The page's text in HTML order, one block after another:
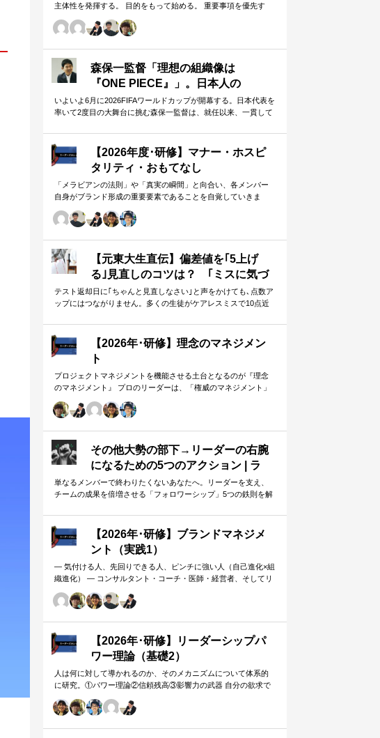
主体性を発揮する。 目的をもって始める。 重要事項を優先す
いきます。 評論家ではなく、我がこととして取り組むメンバー
森保一監督「理想の組織像は
『ONE PIECE』」。日本人の
「和」と「魂」を武器に世界へ挑む
①
いよいよ6月に2026FIFAワールドカップが開幕する。日本代表を
率いて2度目の大舞台に挑む森保一監督は、就任以来、一貫して
【2026年度･研修】マナー・ホスピ
タリティ・おもてなし
「メラビアンの法則」や「真実の瞬間」と向合い、各メンバー
自身がブランド形成の重要要素であることを自覚していきま
ナー」「サービス」「ホスピタリティ」「おもてなし」の違い
ーに提供したいリーダーのための研修です。
【元東大生直伝】偏差値を｢5上げ
る｣見直しのコツは？ ｢ミスに気づ
かない｣無意味な作業から脱却を…
カギは試験"前"
テスト返却日に｢ちゃんと見直しなさい｣と声をかけても､点数ア
ップにはつながりません。多くの生徒がケアレスミスで10点近
【2026年･研修】理念のマネジメン
ト
プロジェクトマネジメントを機能させる土台となるのが『理念
のマネジメント』 プロのリーダーは、「権威のマネジメント」
「好き・嫌い」や「多数決」ではなく、説得力ある提案を互い
その他大勢の部下→リーダーの右腕
になるための5つのアクション | ラ
イフハッカー・ジャパン
単なるメンバーで終わりたくないあなたへ。リーダーを支え、
チームの成果を倍増させる「フォロワーシップ」5つの鉄則を解
【2026年･研修】ブランドマネジメ
ント（実践1）
― 気付ける人、先回りできる人、ピンチに強い人（自己進化×組
織進化） ― コンサルタント・コーチ・医師・経営者、そしてリ
【2026年･研修】リーダーシップパ
ワー理論（基礎2）
人は何に対して導かれるのか、そのメカニズムについて体系的
に研究。①パワー理論②信頼残高③影響力の武器 自分の欲求で